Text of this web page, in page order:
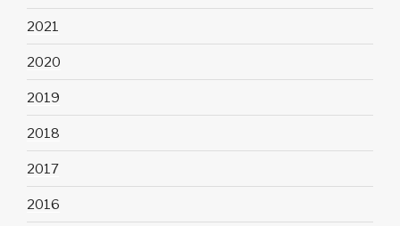
2021
2020
2019
2018
2017
2016